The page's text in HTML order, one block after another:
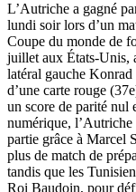
L’Autriche a gagné
lundi soir lors d’un
Coupe du monde de
juillet aux États-Unis,
latéral gauche
d’une carte rouge
un score de parité
numérique, l’Autriche
partie grâce à Marcel
plus de match de
tandis que les
Roi Baudoin, pour